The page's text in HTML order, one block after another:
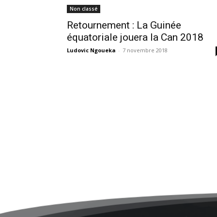
Non classé
Retournement : La Guinée
équatoriale jouera la Can 2018
Ludovic Ngoueka - 7 novembre 2018